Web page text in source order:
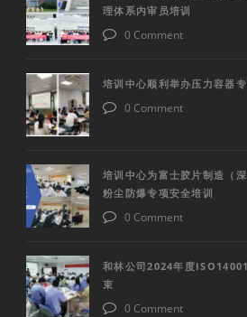
理体系内审员培训
0 Comment
培训中心顺利举办压力容器
0 Comment
培训中心为富士胶片制造（
粉尘防爆专项安全培训
0 Comment
和林公司2024年度
束
0 Comment